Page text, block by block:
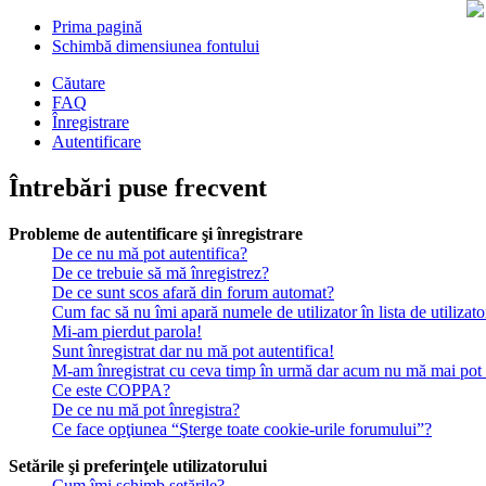
Prima pagină
Schimbă dimensiunea fontului
Căutare
FAQ
Înregistrare
Autentificare
Întrebări puse frecvent
Probleme de autentificare şi înregistrare
De ce nu mă pot autentifica?
De ce trebuie să mă înregistrez?
De ce sunt scos afară din forum automat?
Cum fac să nu îmi apară numele de utilizator în lista de
Mi-am pierdut parola!
Sunt înregistrat dar nu mă pot autentifica!
M-am înregistrat cu ceva timp în urmă dar acum nu mă mai pot
Ce este COPPA?
De ce nu mă pot înregistra?
Ce face opţiunea “Şterge toate cookie-urile forumului”?
Setările şi preferinţele utilizatorului